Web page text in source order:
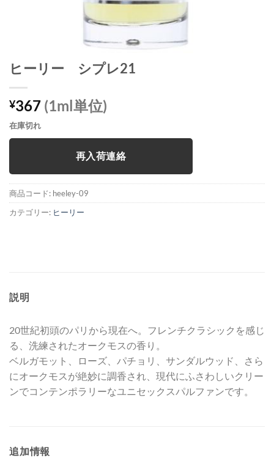
ヒーリー シプレ21
¥367 (1ml単位)
在庫切れ
再入荷連絡
商品コード: heeley-09
カテゴリー: ヒーリー
説明
20世紀初頭のパリから現在へ。フレンチクラシックを感じ
る、洗練されたオークモスの香り。
ベルガモット、ローズ、パチョリ、サンダルウッド、さら
にオークモスが絶妙に調香され、現代にふさわしいクリー
ンでコンテンポラリーなユニセックスパルファンです。
追加情報